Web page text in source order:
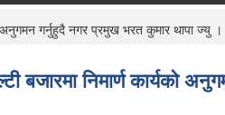
अनुगमन गर्नुहुदै नगर प्रमुख भरत कुमार थापा ज्यु ।
बजारमा निमार्ण कार्यको